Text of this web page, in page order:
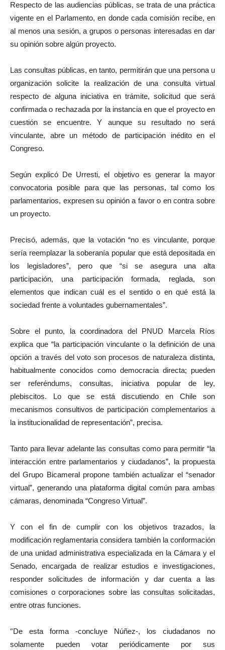
Respecto de las audiencias públicas, se trata de una práctica
vigente en el Parlamento, en donde cada comisión recibe, en
al menos una sesión, a grupos o personas interesadas en dar
su opinión sobre algún proyecto.
Las consultas públicas, en tanto, permitirán que una persona u
organización solicite la realización de una consulta virtual
respecto de alguna iniciativa en trámite, solicitud que será
confirmada o rechazada por la instancia en que el proyecto en
cuestión se encuentre. Y aunque su resultado no será
vinculante, abre un método de participación inédito en el
Congreso.
Según explicó De Urresti, el objetivo es generar la mayor
convocatoria posible para que las personas, tal como los
parlamentarios, expresen su opinión a favor o en contra sobre
un proyecto.
Precisó, además, que la votación “no es vinculante, porque
sería reemplazar la soberanía popular que está depositada en
los legisladores”, pero que “si se asegura una alta
participación, una participación formada, reglada, son
elementos que indican cuál es el sentido o en qué está la
sociedad frente a voluntades gubernamentales”.
Sobre el punto, la coordinadora del PNUD Marcela Ríos
explica que “la participación vinculante o la definición de una
opción a través del voto son procesos de naturaleza distinta,
habitualmente conocidos como democracia directa; pueden
ser referéndums, consultas, iniciativa popular de ley,
plebiscitos. Lo que se está discutiendo en Chile son
mecanismos consultivos de participación complementarios a
la institucionalidad de representación”, precisa.
Tanto para llevar adelante las consultas como para permitir “la
interacción entre parlamentarios y ciudadanos”, la propuesta
del Grupo Bicameral propone también actualizar el “senador
virtual”, generando una plataforma digital común para ambas
cámaras, denominada “Congreso Virtual”.
Y con el fin de cumplir con los objetivos trazados, la
modificación reglamentaria considera también la conformación
de una unidad administrativa especializada en la Cámara y el
Senado, encargada de realizar estudios e investigaciones,
responder solicitudes de información y dar cuenta a las
comisiones o corporaciones sobre las consultas solicitadas,
entre otras funciones.
“De esta forma -concluye Núñez-, los ciudadanos no
solamente pueden votar periódicamente por sus